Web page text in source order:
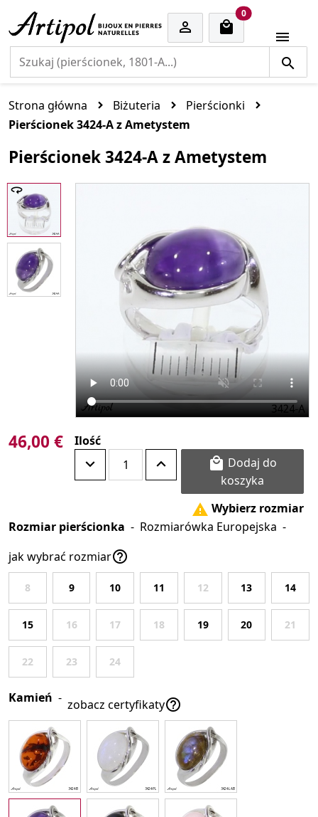

0cart items

Strona główna Biżuteria
Pierścionki
Pierścionek 3424-A z Ametystem
Pierścionek 3424-A z Ametystem
46,00 € Ilość

koszyka
 Wybierz rozmiar
Rozmiar pierścionka - Rozmiarówka Europejska -
jak wybrać rozmiar
8 9 10 11 12 13 14
15 16 17 18 19 20 21
22 23 24
Kamień - zobacz certyfikaty